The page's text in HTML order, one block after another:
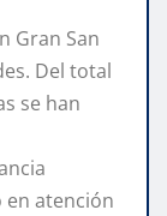
Gran San
Del total
se han
atención